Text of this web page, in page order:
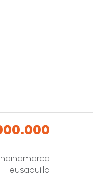
Teusaquillo